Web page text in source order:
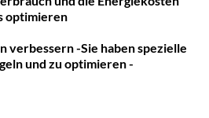
optimieren
verbessern -Sie haben spezielle
und zu optimieren -